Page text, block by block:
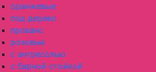
оранжевые
под дерево
прованс
розовые
с антресолью
с барной стойкой